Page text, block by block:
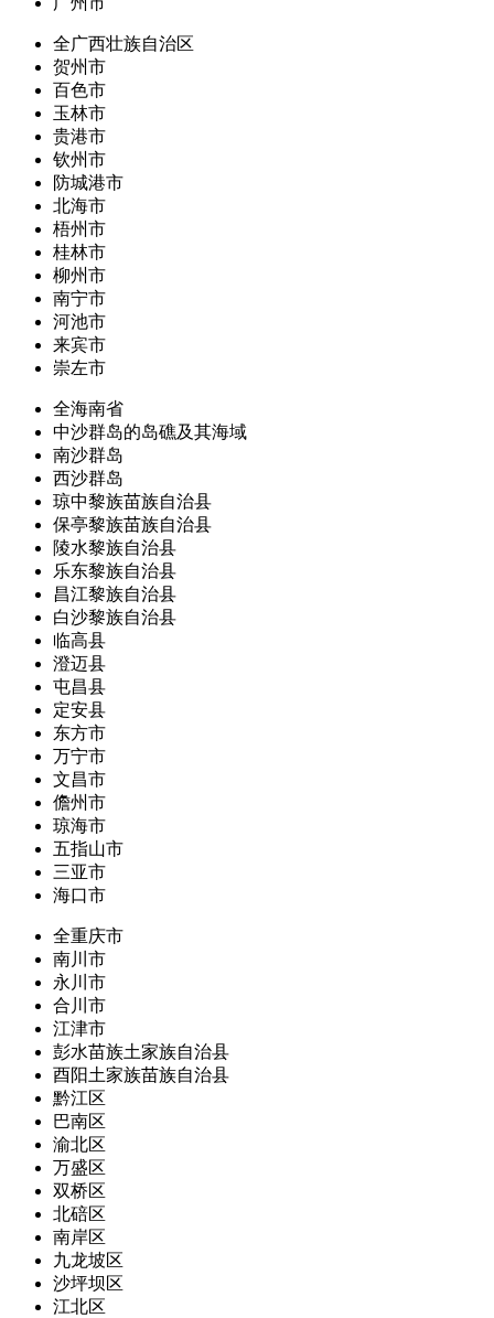
全广西壮族自治区
贺州市
百色市
玉林市
贵港市
钦州市
防城港市
北海市
梧州市
桂林市
柳州市
南宁市
河池市
来宾市
崇左市
全海南省
中沙群岛的岛礁及其海域
南沙群岛
西沙群岛
琼中黎族苗族自治县
保亭黎族苗族自治县
陵水黎族自治县
乐东黎族自治县
昌江黎族自治县
白沙黎族自治县
临高县
澄迈县
屯昌县
定安县
东方市
万宁市
文昌市
儋州市
琼海市
五指山市
三亚市
海口市
全重庆市
南川市
永川市
合川市
江津市
彭水苗族土家族自治县
酉阳土家族苗族自治县
黔江区
巴南区
渝北区
万盛区
双桥区
北碚区
南岸区
九龙坡区
沙坪坝区
江北区